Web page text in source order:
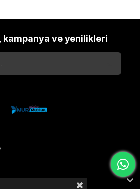
kampanya ve yenilikleri